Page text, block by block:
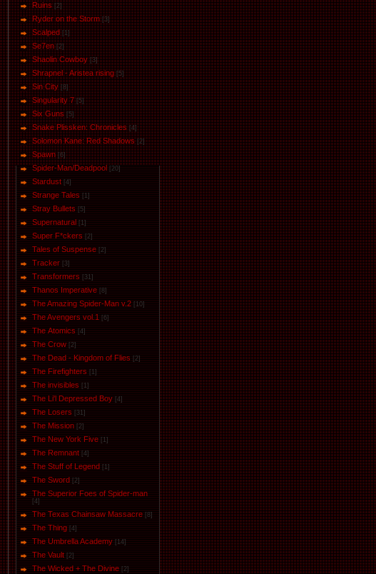
Ruins [2]
Ryder on the Storm [3]
Scalped [1]
Se7en [2]
Shaolin Cowboy [3]
Shrapnel - Aristea rising [5]
Sin City [8]
Singularity 7 [5]
Six Guns [5]
Snake Plissken: Chronicles [4]
Solomon Kane: Red Shadows [2]
Spawn [6]
Spider-Man/Deadpool [20]
Stardust [4]
Strange Tales [1]
Stray Bullets [5]
Supernatural [1]
Super F*ckers [2]
Tales of Suspense [2]
Tracker [3]
Transformers [31]
Thanos Imperative [8]
The Amazing Spider-Man v.2 [10]
The Avengers vol.1 [6]
The Аtomics [4]
The Crow [2]
The Dead - Kingdom of Flies [2]
The Firefighters [1]
The invisibles [1]
The Li'l Depressed Boy [4]
The Losers [31]
The Mission [2]
The New York Five [1]
The Remnant [4]
The Stuff of Legend [1]
The Sword [2]
The Superior Foes of Spider-man
[4]
The Texas Chainsaw Massacre [8]
The Thing [4]
The Umbrella Academy [14]
The Vault [2]
The Wicked + The Divine [2]